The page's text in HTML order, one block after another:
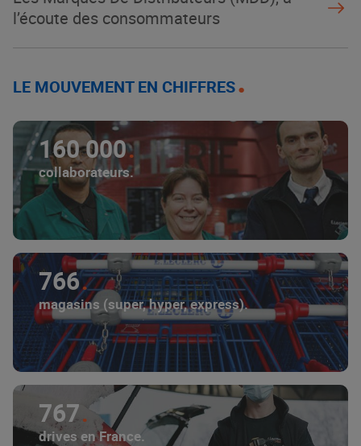
l’écoute des consommateurs
LE MOUVEMENT EN CHIFFRES
160 000
collaborateurs.
766
magasins (super, hyper, express).
767
drives en France.